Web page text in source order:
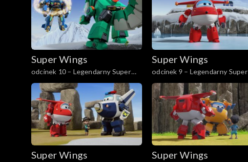
Super Wings
odcinek 10 – Legendarny Super
Wings, część 2
Super Wings
odcinek 9 – Legendarny Super
Wings, część 1
Super Wings Super Wings